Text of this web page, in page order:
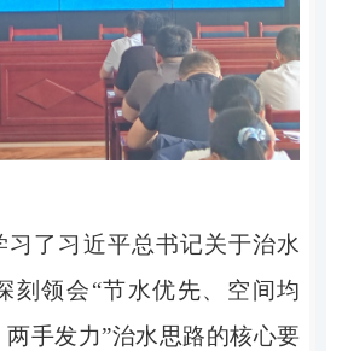
习了习近平总书记关于治水
刻领会“节水优先、空间均
手发力”治水思路的核心要